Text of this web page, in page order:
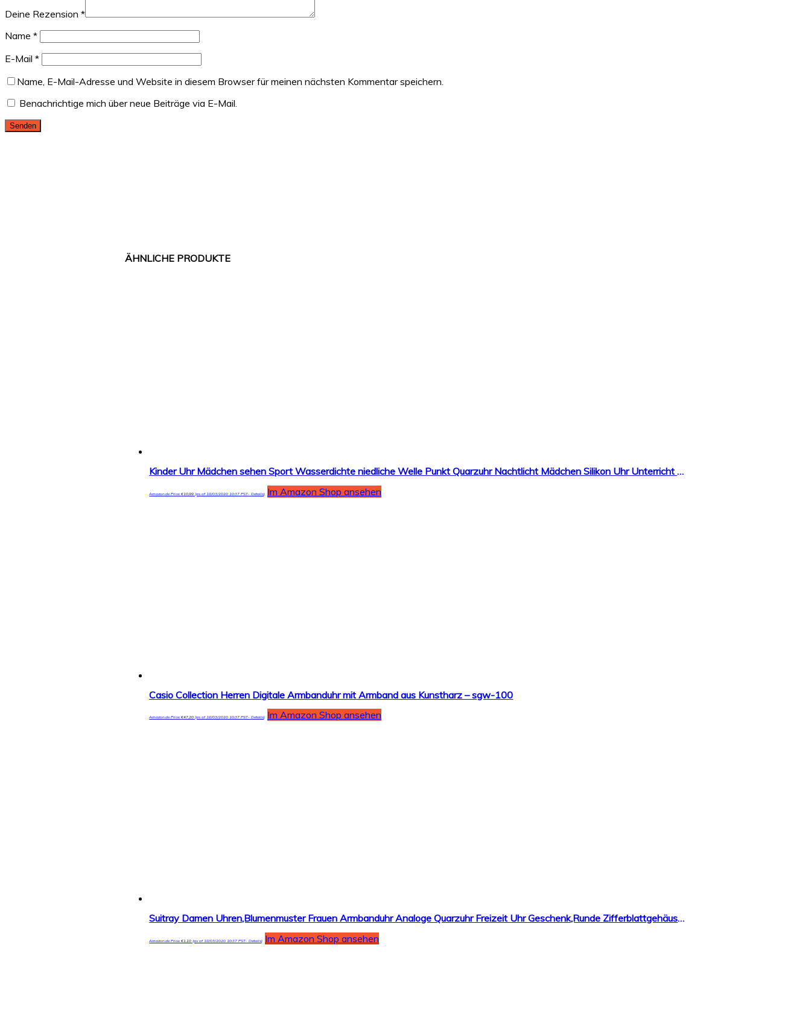
Deine Rezension *
Name *
E-Mail *
Name, E-Mail-Adresse und Website in diesem Browser für meinen nächsten Kommentar speichern.
Benachrichtige mich über neue Beiträge via E-Mail.
Kinder Uhr Mädchen sehen Sport Wasserdichte niedliche Welle Punkt Quarzuhr Nachtlicht Mädchen Silikon Uhr Unterricht Uhr Kinder Geschenk
Amazon.de Price:€10,99 (as of 18/03/2020 10:37 PST-Details) Im Amazon Shop ansehen
Casio Collection Herren Digitale Armbanduhr mit Armband aus Kunstharz – sgw-100
Amazon.de Price:€47,20 (as of 18/03/2020 10:37 PST-Details) Im Amazon Shop ansehen
Suitray Damen Uhren,Blumenmuster Frauen Armbanduhr Analoge Quarzuhr Freizeit Uhr Geschenk,Runde Zifferblattgehäuse Lederband Uhren
Amazon.de Price:€1,10 (as of 18/03/2020 10:37 PST-Details) Im Amazon Shop ansehen